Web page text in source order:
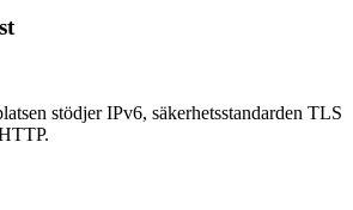
stödjer IPv6, säkerhets­standarden TLS